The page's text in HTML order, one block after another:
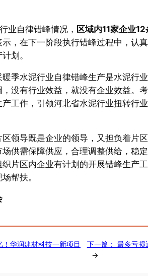
业自律错峰情况， 区域内11家企业
示，在下一阶段执行错峰过程中，认
划。
季水泥行业自律错峰生产是水泥行
没有行业效益，就没有企业效益。
工作，引领河北省水泥行业扭转行
领导既是企业的领导，又担负着片
供需保障供应，合理调整供给，稳
片区内企业有计划的开展错峰生产
帮扶。
华润建材科技一新项目
下一篇： 最多亏损
→